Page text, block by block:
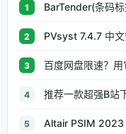
1 BarTender(条码
2 PVsyst 7.4.7 中
3 百度网盘限速？
4 推荐一款超强B站
5 Altair PSIM 2023